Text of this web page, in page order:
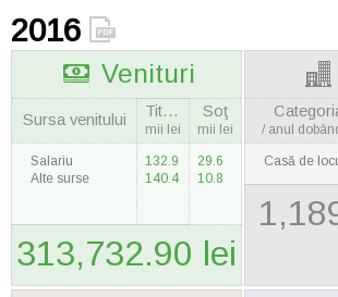
2016
Venituri
Sursa venitului Titulara
mii lei
Soţ
mii lei
Salariu
Alte surse
132.9
140.4
29.6
10.8
313,732.90 lei
/ anul